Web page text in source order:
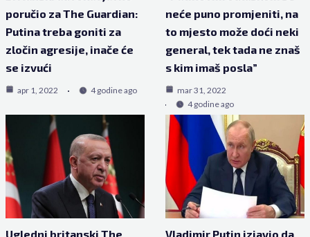
poručio za The Guardian:
Putina treba goniti za
zločin agresije, inače će
se izvući
apr 1, 2022 4 godine ago
neće puno promjeniti, na
to mjesto može doći neki
general, tek tada ne znaš
s kim imaš posla”
mar 31, 2022
4 godine ago
Ugledni britanski The
Vladimir Putin izjavio da